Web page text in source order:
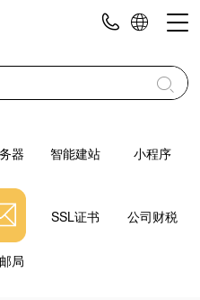
器
局
智能建站
SSL证书
小程序
公司财税